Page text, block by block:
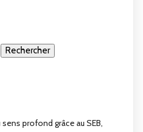
Rechercher
profond grâce au SEB,